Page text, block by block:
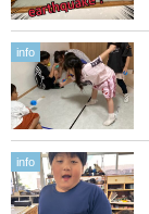
info
info